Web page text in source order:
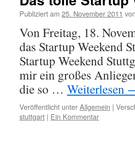
Publiziert am 25. November 2011 von
Von Freitag, 18.
das Startup Weekend
Startup Weekend
mir ein großes
die so … Weiterlesen
Veröffentlicht unterAllgemein |
stuttgart | Ein Kommentar